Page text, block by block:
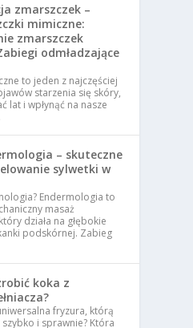
zmarszczek –
mimiczne:
zmarszczek
odmładzające
to jeden z najczęściej
starzenia się skóry,
lat i wpłynąć na nasze
– skuteczne
sylwetki w
Endermologia to
masaż
działa na głębokie
podskórnej. Zabieg
koka z
fryzura, którą
i sprawnie? Która